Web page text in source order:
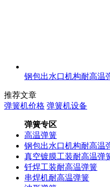
钢包出水口机构耐高温
推荐文章
弹簧机价格 弹簧机设备
弹簧专区
高温弹簧
钢包出水口机构耐高温
真空镀膜工装耐高温弹
钎焊工装耐高温弹簧
串焊机耐高温弹簧